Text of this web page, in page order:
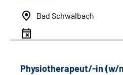
Bad Schwalbach
Physiotherapeut/-in (w/